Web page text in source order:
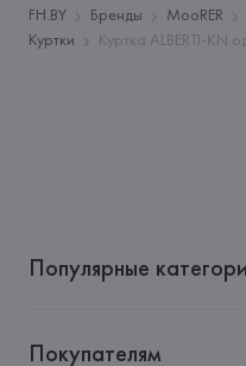
Адрес:
ИТАЛИЯ,
Moorer
Castelnuovo del Garda,
FH.BY Бренды MooRER
Куртки
Куртка ALBERTI-KN
Популярные
Покупателям